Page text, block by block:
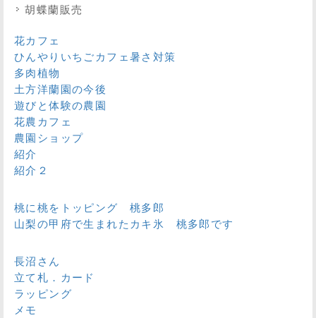
胡蝶蘭販売
花カフェ
ひんやりいちごカフェ暑さ対策
多肉植物
土方洋蘭園の今後
遊びと体験の農園
花農カフェ
農園ショップ
紹介
紹介２
桃に桃をトッピング 桃多郎
山梨の甲府で生まれたカキ氷 桃多郎です
長沼さん
立て札．カード
ラッピング
メモ